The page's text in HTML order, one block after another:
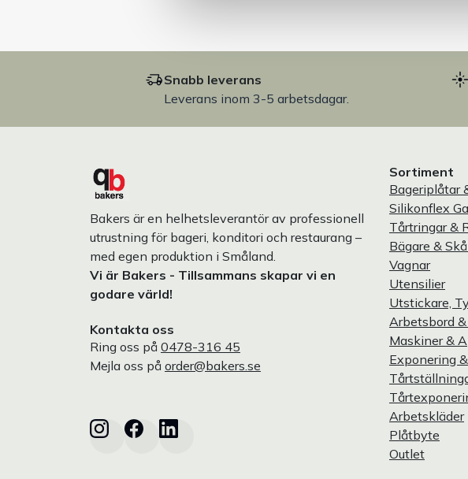
Snabb leverans
Leverans inom 3-5 arbetsdagar.
Bakers är en helhetsleverantör av professionell
utrustning för bageri, konditori och restaurang –
med egen produktion i Småland.
Vi är Bakers - Tillsammans skapar vi en
godare värld!
Kontakta oss
Ring oss på 0478-316 45
Mejla oss på order@bakers.se
Sortiment
Bageriplåtar
Silikonflex
Tårtringar &
Bägare &
Vagnar
Utensilier
Utstickare,
Arbetsbord
Maskiner &
Exponering
Arbetskläder
Plåtbyte
Outlet